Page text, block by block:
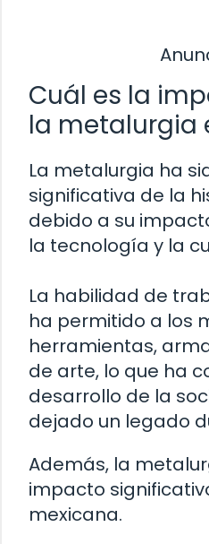
Cuál es la
la metalurgia
La metalurgia ha
significativa de la
debido a su
la tecnología y la
La habilidad de
ha permitido a los
herramientas,
de arte, lo que ha
desarrollo de la
dejado un legado
Además, la
impacto
mexicana.